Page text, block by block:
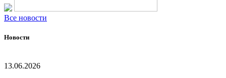
Все новости
Новости
13.06.2026